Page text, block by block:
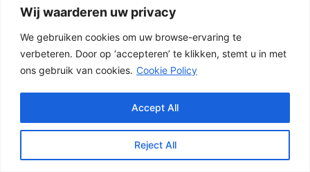
Wij waarderen uw privacy
We gebruiken cookies om uw browse-ervaring te
verbeteren. Door op ‘accepteren’ te klikken, stemt u in met
ons gebruik van cookies. Cookie Policy
Reject All
Accept All
mooie oplossing.
Een nette tuinafscheiding vraagt om meer dan alleen
een paar schermen en palen. Wilt u vooral een luxe
uitstraling, dan kan een hout-beton schutting met
hoge betonplaat of zwarte accenten goed passen.
Ook de ondergrond, de lengte van de schutting en de
aanwezigheid van poorten of hoeken hebben invloed
op de beste oplossing.